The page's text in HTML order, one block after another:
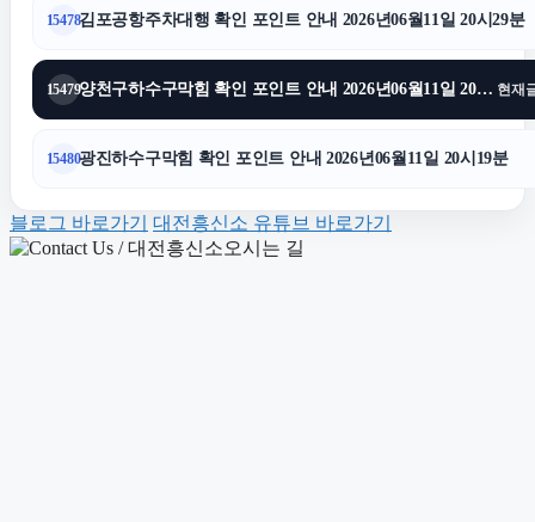
하남하수구막힘
15478김포공항주차대행 확인 포인트 안내 2026년06월11일 20시29분
15479 양천구하수구막힘 확인 포인트 안내 2026년06월11일 20시26분 현재
15480광진하수구막힘 확인 포인트 안내 2026년06월11일 20시19분
블로그 바로가기 대전흥신소 유튜브 바로가기